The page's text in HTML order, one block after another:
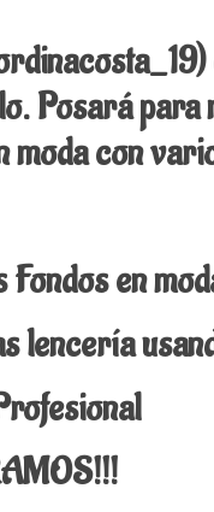
Posará
moda con
Fondos
lencería